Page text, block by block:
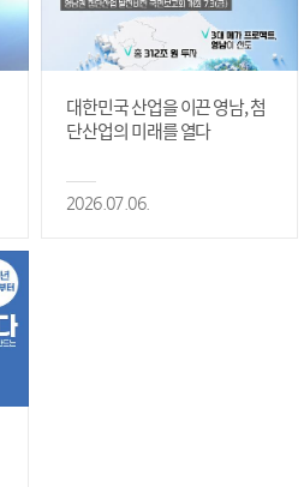
대한민국 산업을 이끈 영남, 첨
단산업의 미래를 열다
2026.07.06.